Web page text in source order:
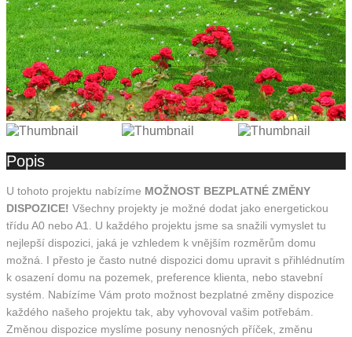
Popis
U tohoto projektu nabízíme MOŽNOST BEZPLATNÉ ZMĚNY
DISPOZICE! Všechny projekty je možné dodat jako energetickou
třídu A0 nebo A1. U každého projektu jsme sa snažili vymyslet tu
nejlepší dispozici, jaká je vzhledem k vnějším rozměrům domu
možná. I přesto je často nutné dispozici domu upravit s přihlédnutím
k osazení domu na pozemek, preference klienta, nebo stavební
systém. Nabízíme Vám proto možnost bezplatné změny dispozice
každého našeho projektu tak, aby vyhovoval vašim potřebám.
Změnou dispozice myslíme posuny nenosných příček, změnu